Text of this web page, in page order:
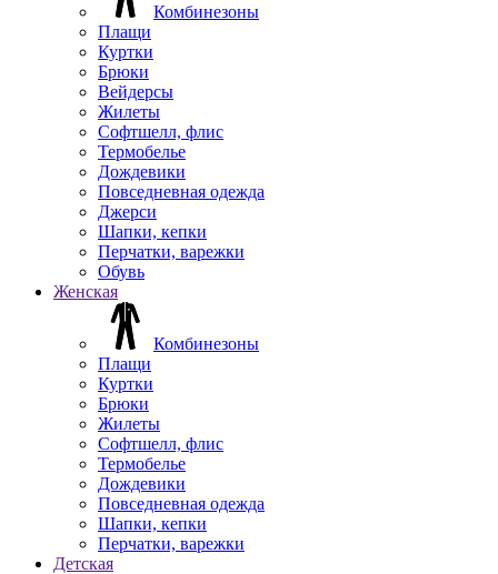
Комбинезоны
Плащи
Куртки
Брюки
Вейдерсы
Жилеты
Софтшелл, флис
Термобелье
Дождевики
Повседневная одежда
Джерси
Шапки, кепки
Перчатки, варежки
Обувь
Женская
Комбинезоны
Плащи
Куртки
Брюки
Жилеты
Софтшелл, флис
Термобелье
Дождевики
Повседневная одежда
Шапки, кепки
Перчатки, варежки
Детская